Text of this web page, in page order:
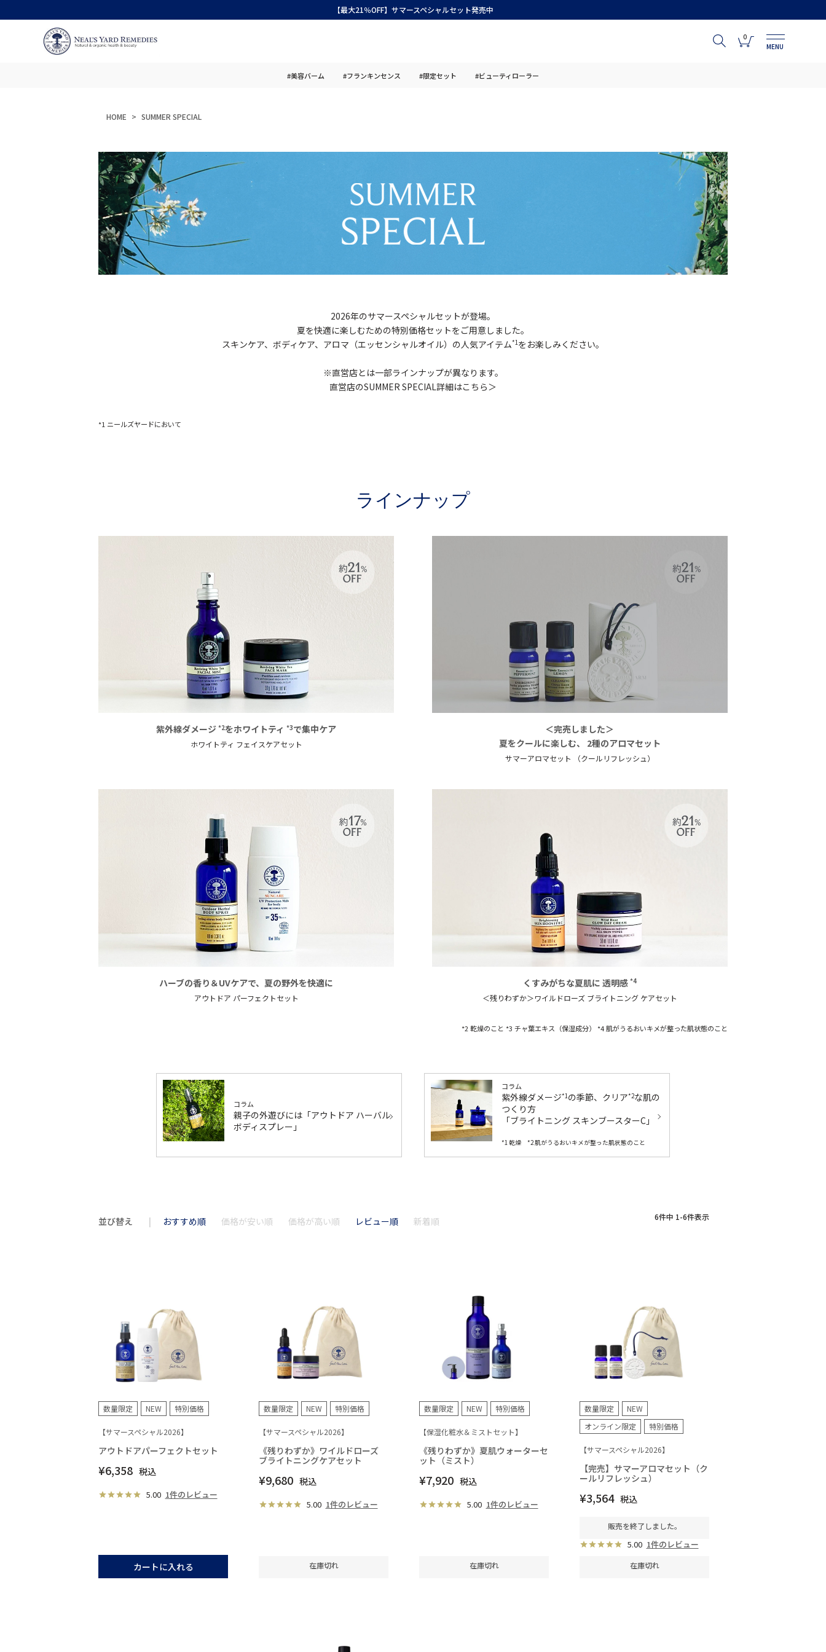
【最大21％OFF】サマースペシャルセット発売中
0
MENU
#美容バーム #フランキンセンス #限定セット #ビューティローラー
HOME SUMMER SPECIAL
2026年のサマースペシャルセットが登場。
夏を快適に楽しむための特別価格セットをご用意しました。
スキンケア、ボディケア、アロマ（エッセンシャルオイル）の人気アイテム*1をお楽しみください。
※直営店とは一部ラインナップが異なります。
直営店のSUMMER SPECIAL詳細はこちら＞
*1 ニールズヤードにおいて
ラインナップ
紫外線ダメージ*2をホワイトティ*3で集中ケア
ホワイトティ フェイスケアセット
＜完売しました＞
夏をクールに楽しむ、 2種のアロマセット
サマーアロマセット （クールリフレッシュ）
ハーブの香り＆UVケアで、夏の野外を快適に
アウトドア パーフェクトセット
くすみがちな夏肌に 透明感 *4
＜残りわずか＞ワイルドローズ ブライトニング ケアセット
*2 乾燥のこと *3 チャ葉エキス（保湿成分） *4 肌がうるおいキメが整った肌状態のこと
コラム
親子の外遊びには「アウトドア ハーバル
ボディスプレー」
コラム
紫外線ダメージ*1の季節、クリア*2な肌の
つくり方
「ブライトニング スキンブースターC」
*1 乾燥 *2 肌がうるおいキメが整った肌状態のこと
並び替え おすすめ順 価格が安い順 価格が高い順 レビュー順 新着順 6件中 1-6件表示
数量限定 NEW 特別価格
【サマースペシャル2026】
アウトドアパーフェクトセット
¥6,358 税込
5.00 1件のレビュー
カートに入れる
数量限定 NEW 特別価格
【サマースペシャル2026】
《残りわずか》ワイルドローズ
ブライトニングケアセット
¥9,680 税込
5.00 1件のレビュー
在庫切れ
数量限定 NEW 特別価格
【保湿化粧水＆ミストセット】
《残りわずか》夏肌ウォーターセ
ット（ミスト）
¥7,920 税込
5.00 1件のレビュー
在庫切れ
数量限定
NEW
オンライン限定
特別価格
【サマースペシャル2026】
【完売】サマーアロマセット（ク
ールリフレッシュ）
¥3,564 税込
販売を終了しました。
5.00 1件のレビュー
在庫切れ